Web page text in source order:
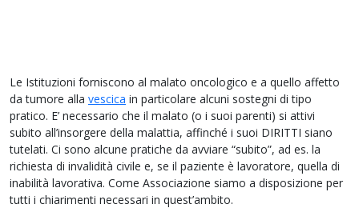
Le Istituzioni forniscono al malato oncologico e a quello affetto
da tumore alla vescica in particolare alcuni sostegni di tipo
pratico. E’ necessario che il malato (o i suoi parenti) si attivi
subito all’insorgere della malattia, affinché i suoi DIRITTI siano
tutelati. Ci sono alcune pratiche da avviare “subito”, ad es. la
richiesta di invalidità civile e, se il paziente è lavoratore, quella di
inabilità lavorativa. Come Associazione siamo a disposizione per
tutti i chiarimenti necessari in quest’ambito.